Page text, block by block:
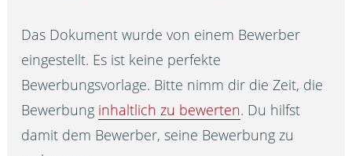
Das Dokument wurde von einem Bewerber
eingestellt. Es ist keine perfekte
Bewerbungsvorlage. Bitte nimm dir die Zeit, die
Bewerbung inhaltlich zu bewerten. Du hilfst
damit dem Bewerber, seine Bewerbung zu